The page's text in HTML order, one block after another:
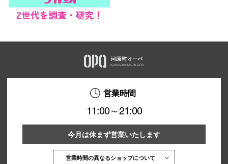
営業時間
11:00～21:00
今月は休まず営業いたします
営業時間の異なるショップについて